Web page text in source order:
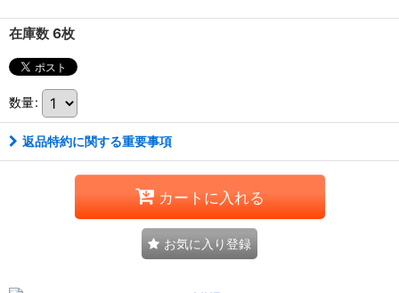
在庫数 6枚
数量:
返品特約に関する重要事項
カートに入れる
お気に入り登録